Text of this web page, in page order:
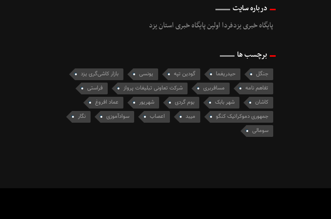
درباره سایت
پایگاه خبری یزدفردا اولین پایگاه خبری استان یزد
برچسب ها
جنگل حیدریغما گودین تپه یونسی
بازار کاشی‌گری یزد
تفاهم نامه
مسافربری شرکت تعاونی تبلیغات پرواز
فراستی
کاشان
شهر بابک بوم گردی شهریور
عماد افروغ
جمهوری دموکراتیک کنگو
میبد اعصاب سوادآموزی
نگار
سومالی